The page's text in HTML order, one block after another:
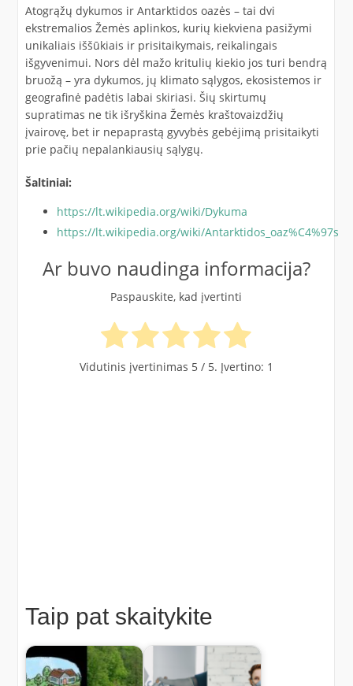
Atogrąžų dykumos ir Antarktidos oazės – tai dvi
ekstremalios Žemės aplinkos, kurių kiekviena pasižymi
unikaliais iššūkiais ir prisitaikymais, reikalingais
išgyvenimui. Nors dėl mažo kritulių kiekio jos turi bendrą
bruožą – yra dykumos, jų klimato sąlygos, ekosistemos ir
geografinė padėtis labai skiriasi. Šių skirtumų
supratimas ne tik išryškina Žemės kraštovaizdžių
įvairovę, bet ir nepaprastą gyvybės gebėjimą prisitaikyti
prie pačių nepalankiausių sąlygų.
Šaltiniai:
https://lt.wikipedia.org/wiki/Dykuma
https://lt.wikipedia.org/wiki/Antarktidos_oaz%C4%97s
Ar buvo naudinga informacija?
Paspauskite, kad įvertinti
Vidutinis įvertinimas 5/ 5. Įvertino: 1
Taip pat skaitykite